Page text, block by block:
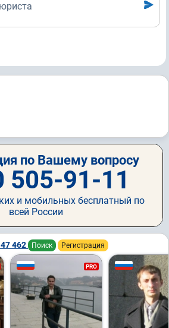
по Вашему вопросу
505-91-11
и мобильных бесплатный по
всей России
462 Поиск Регистрация
PRO